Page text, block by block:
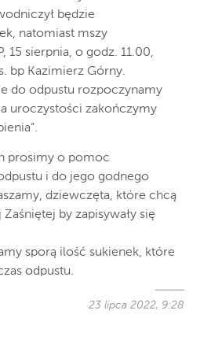
będzie
natomiast mszy
15 sierpnia, o godz. 11.00,
bp Kazimierz Górny.
do odpustu rozpoczynamy
uroczystości zakończymy
prosimy o pomoc
i do jego godnego
dziewczęta, które chcą
by zapisywały się
sporą ilość sukienek, które
odpustu.
23 lipca 2022, 9:28